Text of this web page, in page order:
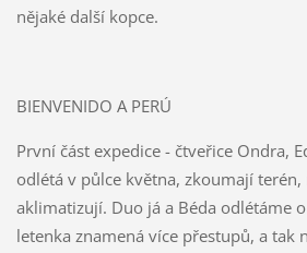
nějaké další kopce.
BIENVENIDO A PERÚ
První část expedice - čtveřice Ondra,
odlétá v půlce května, zkoumají terén,
aklimatizují. Duo já a Béda odlétáme
letenka znamená více přestupů, a tak